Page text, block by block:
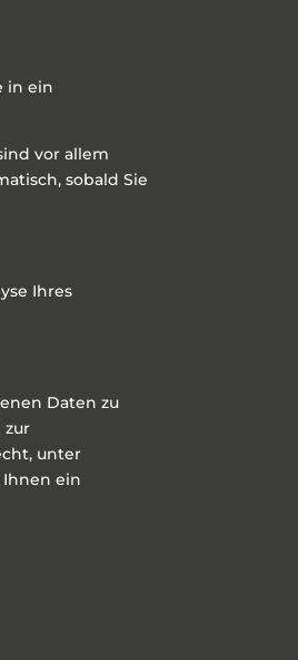
in ein
vor allem
sobald Sie
Ihres
Daten zu
zur
unter
ein